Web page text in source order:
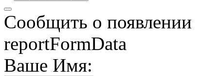
Сообщить о появлении
reportFormData
Ваше Имя: